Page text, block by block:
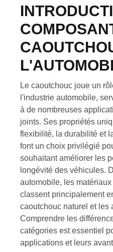
Le caoutchouc joue un
l'industrie automobile,
à de nombreuses
joints. Ses propriétés
flexibilité, la durabilité et
font un choix privilégié
souhaitant améliorer les
longévité des véhicules.
automobile, les
classent principalement
caoutchouc naturel et les
Comprendre les
catégories est essentiel
applications et leurs